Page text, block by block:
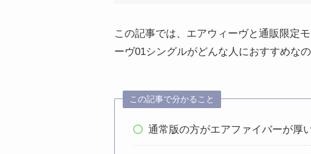
この記事では、エアウィーヴと通販限定
ーヴ01シングルがどんな人におすすめなの
この記事で分かること
通常版の方がエアファイバーが厚